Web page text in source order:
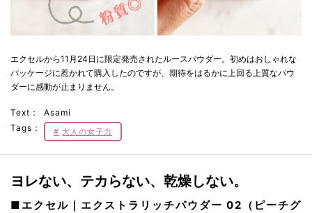
エクセルから11月24日に限定発売されたルースパウダー。初めはおしゃれな
パッケージに惹かれて購入したのですが、期待をはるかに上回る上質なパウ
ダーに感動が止まりません。
Text：
Asami
Tags：
大人の女子力
ヨレない、テカらない、乾燥しない。
■エクセル｜エクストラリッチパウダー 02（ピーチグ